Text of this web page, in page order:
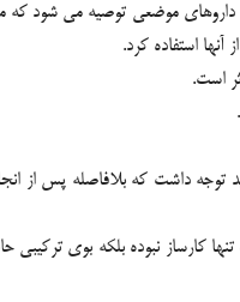
موضعي توصيه مي شود که
استفاده کرد.
است.
داشت که بلافاصله پس از
نبوده بلکه بوي ترکيبي